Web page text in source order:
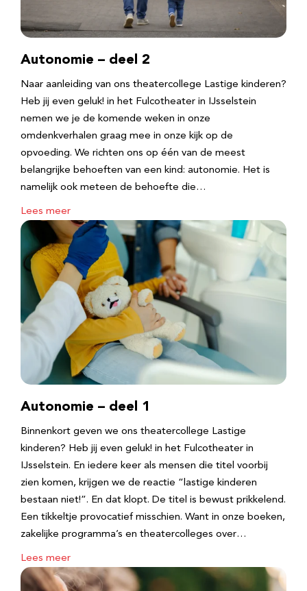
Autonomie – deel 2
Naar aanleiding van ons theatercollege Lastige kinderen?
Heb jij even geluk! in het Fulcotheater in IJsselstein
nemen we je de komende weken in onze
omdenkverhalen graag mee in onze kijk op de
opvoeding. We richten ons op één van de meest
belangrijke behoeften van een kind: autonomie. Het is
namelijk ook meteen de behoefte die…
Lees meer
Autonomie – deel 1
Binnenkort geven we ons theatercollege Lastige
kinderen? Heb jij even geluk! in het Fulcotheater in
IJsselstein. En iedere keer als mensen die titel voorbij
zien komen, krijgen we de reactie “lastige kinderen
bestaan niet!”. En dat klopt. De titel is bewust prikkelend.
Een tikkeltje provocatief misschien. Want in onze boeken,
zakelijke programma’s en theatercolleges over…
Lees meer